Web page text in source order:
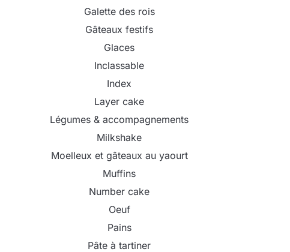
Galette des rois
Gâteaux festifs
Glaces
Inclassable
Index
Layer cake
Légumes & accompagnements
Milkshake
Moelleux et gâteaux au yaourt
Muffins
Number cake
Oeuf
Pains
Pâte à tartiner